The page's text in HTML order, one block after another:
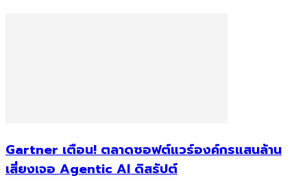
Gartner เตือน! ตลาดซอฟต์แวร์องค์กรแสนล้าน
เสี่ยงเจอ Agentic AI ดิสรัปต์